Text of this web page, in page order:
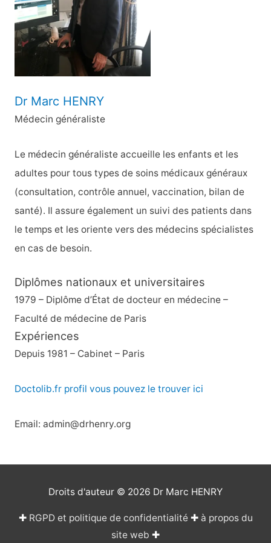
e
r
Dr Marc HENRY
Médecin généraliste
Le médecin généraliste accueille les enfants et les
adultes pour tous types de soins médicaux généraux
(consultation, contrôle annuel, vaccination, bilan de
santé). Il assure également un suivi des patients dans
le temps et les oriente vers des médecins spécialistes
en cas de besoin.
Diplômes nationaux et universitaires
1979 – Diplôme d’État de docteur en médecine –
Faculté de médecine de Paris
Expériences
Depuis 1981 – Cabinet – Paris
Doctolib.fr profil vous pouvez le trouver ici
Email: admin@drhenry.org
Droits d'auteur © 2026 Dr Marc HENRY
✚ RGPD et politique de confidentialité✚ à propos du
site web ✚